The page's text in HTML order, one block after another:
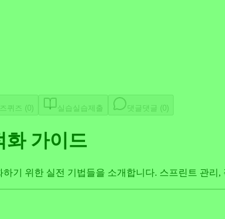
퀴즈 (0 ) 실습실습제출 댓글 댓글 (0 )
화 가이드
하기 위한 실전 기법들을 소개합니다. 스프린트 관